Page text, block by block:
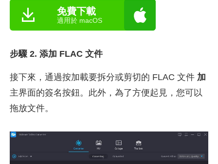
免費下載
適用於 macOS
步驟 2. 添加 FLAC 文件
接下來，通過按加載要拆分或剪切的 FLAC 文件 加
主界面的簽名按鈕。此外，為了方便起見，您可以
拖放文件。